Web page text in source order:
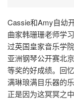
Cassie和Amy自幼
曲家韩珊珊老师学
过英国皇家音乐学
亚洲钢琴公开赛北
等奖的好成绩。回
满琳琅满目乐器的
正是因为这冥冥之